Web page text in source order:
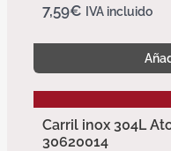
7,59€ IVA incluido
Carril inox 304L
30620014